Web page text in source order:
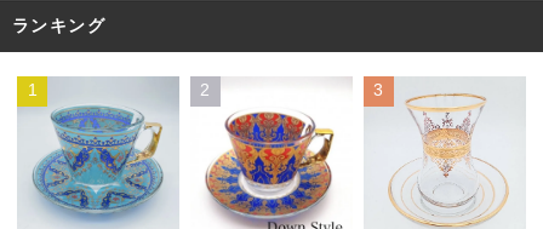
ランキング
1 2 3